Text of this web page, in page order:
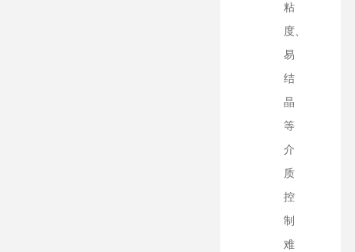
粘
度、
易
结
晶
等
介
质
控
制
难